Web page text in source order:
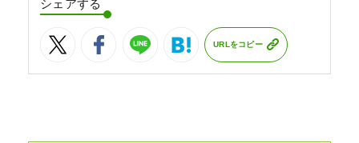
シェアする
URLをコピー